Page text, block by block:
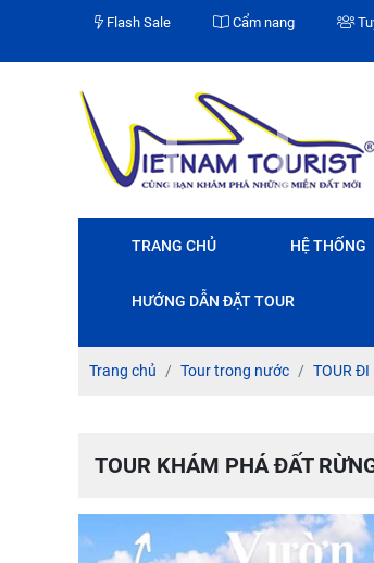
Flash Sale Cẩm nang
TRANG CHỦ HỆ THỐNG
HƯỚNG DẪN ĐẶT TOUR
Trang chủ Tour trong nước TOUR ĐI
TOUR KHÁM PHÁ ĐẤT